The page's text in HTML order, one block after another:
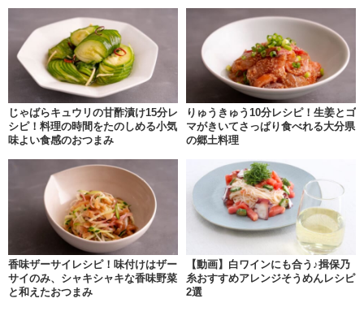
じゃばらキュウリの甘酢漬け15分レ
シピ！料理の時間をたのしめる小気
味よい食感のおつまみ
りゅうきゅう10分レシピ！生姜とゴ
マがきいてさっぱり食べれる大分県
の郷土料理
香味ザーサイレシピ！味付けはザー
サイのみ、シャキシャキな香味野菜
と和えたおつまみ
【動画】白ワインにも合う♪揖保乃
糸おすすめアレンジそうめんレシピ
2選